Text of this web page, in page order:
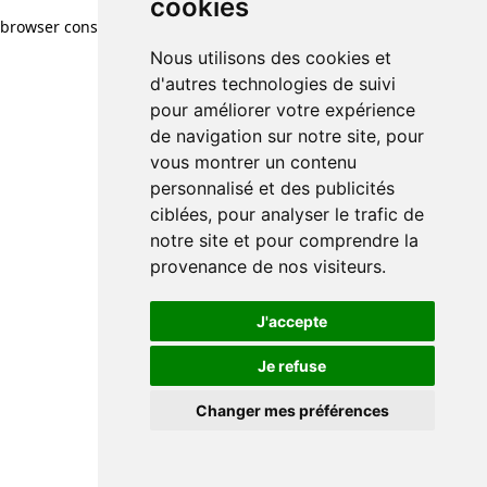
cookies
Nous utilisons des cookies et
d'autres technologies de suivi
pour améliorer votre expérience
de navigation sur notre site, pour
vous montrer un contenu
personnalisé et des publicités
ciblées, pour analyser le trafic de
notre site et pour comprendre la
provenance de nos visiteurs.
J'accepte
Je refuse
Changer mes préférences
browser console for more information)